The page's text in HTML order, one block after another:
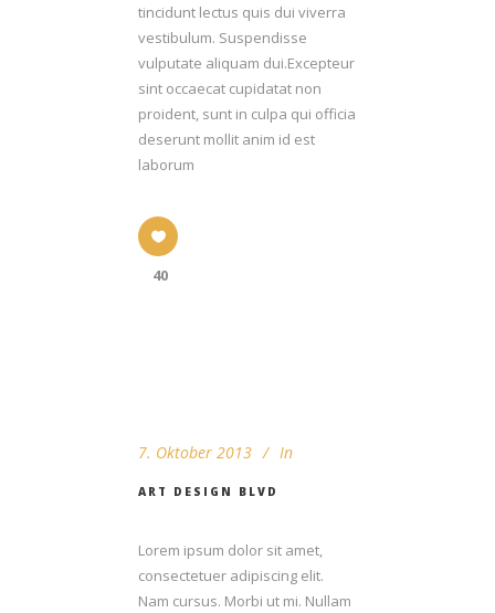
tincidunt lectus quis dui viverra
vestibulum. Suspendisse
vulputate aliquam dui.Excepteur
sint occaecat cupidatat non
proident, sunt in culpa qui officia
deserunt mollit anim id est
laborum
40
7. Oktober 2013 In
ART DESIGN BLVD
Lorem ipsum dolor sit amet,
consectetuer adipiscing elit.
Nam cursus. Morbi ut mi. Nullam